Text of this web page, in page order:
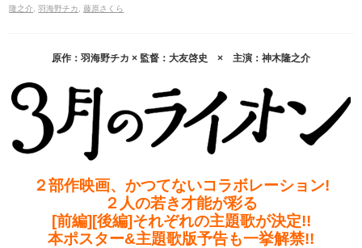
隆之介
,羽海野チカ 藤原さくら
原作：羽海野チカ × 監督：大友啓史 × 主演：神木隆之介
２部作映画、かつてないコラボレーション!
２人の若き才能が彩る
[前編][後編]それぞれの主題歌が決定!!
本ポスター&主題歌版予告も一挙解禁!!